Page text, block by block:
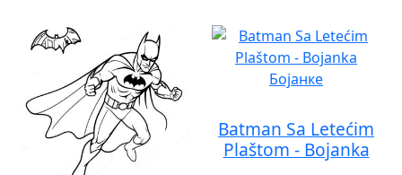
Batman Sa Letećim
Plaštom - Bojanka